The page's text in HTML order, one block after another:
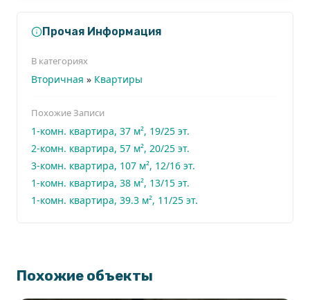
с коляской или домашними животными.
Ждём Вас на просмотр!
Прочая Информация
В категориях
Вторичная » Квартиры
Похожие Записи
1-комн. квартира, 37 м², 19/25 эт.
2-комн. квартира, 57 м², 20/25 эт.
3-комн. квартира, 107 м², 12/16 эт.
1-комн. квартира, 38 м², 13/15 эт.
1-комн. квартира, 39.3 м², 11/25 эт.
Похожие объекты